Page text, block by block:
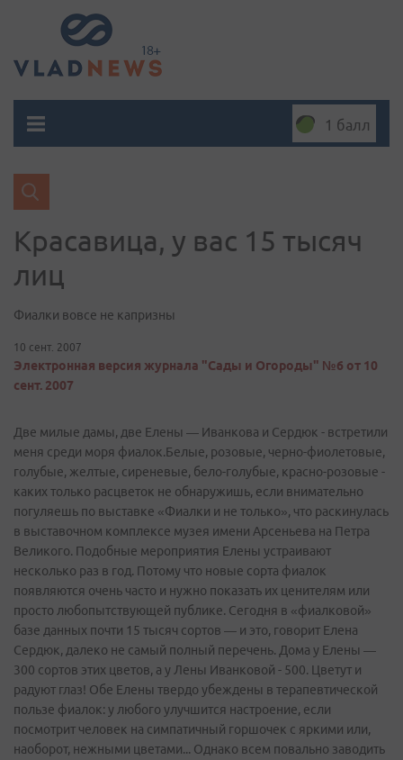
1 балл
Красавица, у вас 15 тысяч
лиц
Фиалки вовсе не капризны
10 сент. 2007
Электронная версия журнала "Сады и Огороды" №6 от 10
сент. 2007
Две милые дамы, две Елены — Иванкова и Сердюк - встретили
меня среди моря фиалок.Белые, розовые, черно-фиолетовые,
голубые, желтые, сиреневые, бело-голубые, красно-розовые -
каких только расцветок не обнаружишь, если внимательно
погуляешь по выставке «Фиалки и не только», что раскинулась
в выставочном комплексе музея имени Арсеньева на Петра
Великого. Подобные мероприятия Елены устраивают
несколько раз в год. Потому что новые сорта фиалок
появляются очень часто и нужно показать их ценителям или
просто любопытствующей публике. Сегодня в «фиалковой»
базе данных почти 15 тысяч сортов — и это, говорит Елена
Сердюк, далеко не самый полный перечень. Дома у Елены —
300 сортов этих цветов, а у Лены Иванковой - 500. Цветут и
радуют глаз! Обе Елены твердо убеждены в терапевтической
пользе фиалок: у любого улучшится настроение, если
посмотрит человек на симпатичный горшочек с яркими или,
наоборот, нежными цветами... Однако всем повально заводить